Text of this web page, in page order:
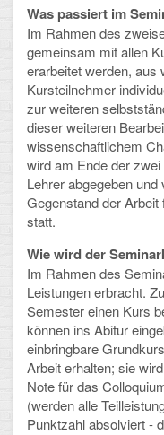
Schulpartnerschaft
Historisches
Schulalbum
SCHULLEBEN
Kollegium
Schulleitung
Sekretariat
Ganztagsschule
Schulsozialarbeit
Berufsorientierung
Was passiert im
Im Rahmen des
gemeinsam mit allen
erarbeitet werden, aus
Kursteilnehmer
zur weiteren
dieser weiteren
wissenschaftlichem
wird am Ende der
Lehrer abgegeben
Gegenstand der
statt.
Wie wird der
Im Rahmen des
Leistungen erbracht.
Semester einen Kurs
können ins Abitur
einbringbare
Arbeit erhalten; sie
Note für das
(werden alle
Punktzahl absolviert -